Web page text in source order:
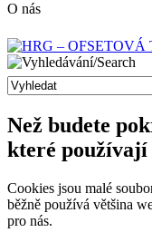
O nás
Než budete
které používají
Cookies jsou malé
běžně používá většina
pro nás.